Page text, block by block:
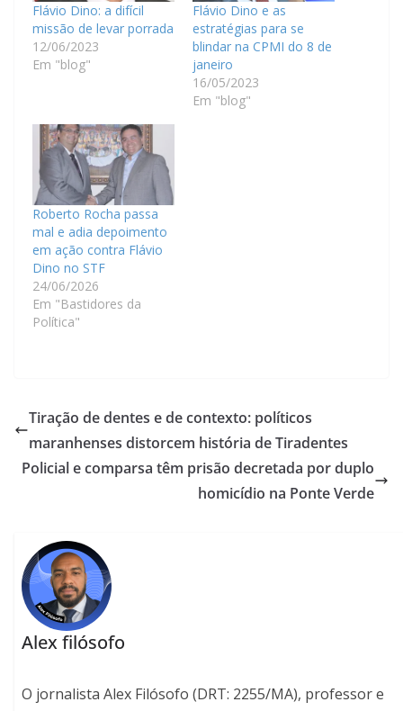
Flávio Dino: a difícil
missão de levar porrada
12/06/2023
Em "blog"
Flávio Dino e as
estratégias para se
blindar na CPMI do 8 de
janeiro
16/05/2023
Em "blog"
Roberto Rocha passa
mal e adia depoimento
em ação contra Flávio
Dino no STF
24/06/2026
Em "Bastidores da
Política"
Tiração de dentes e de contexto: políticos
maranhenses distorcem história de Tiradentes
Policial e comparsa têm prisão decretada por duplo
homicídio na Ponte Verde
Alex filósofo
O jornalista Alex Filósofo (DRT: 2255/MA), professor e